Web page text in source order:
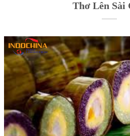
Thơ Lên Sài